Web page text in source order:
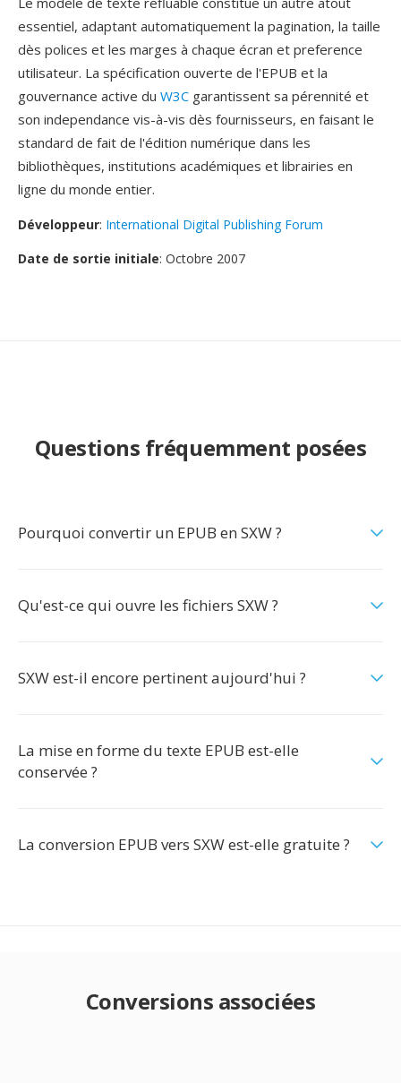
essentiel, adaptant automatiquement la pagination, la taille
dès polices et les marges à chaque écran et preference
utilisateur. La spécification ouverte de l'EPUB et la
gouvernance active du W3C garantissent sa pérennité et
son independance vis-à-vis dès fournisseurs, en faisant le
standard de fait de l'édition numérique dans les
bibliothèques, institutions académiques et librairies en
ligne du monde entier.
Développeur: International Digital Publishing Forum
Date de sortie initiale: Octobre 2007
Questions fréquemment posées
Pourquoi convertir un EPUB en SXW ?
Qu'est-ce qui ouvre les fichiers SXW ?
SXW est-il encore pertinent aujourd'hui ?
La mise en forme du texte EPUB est-elle
conservée ?
La conversion EPUB vers SXW est-elle gratuite ?
Conversions associées